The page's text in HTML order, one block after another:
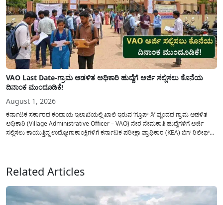
VAO Last Date-ಗ್ರಾಮ ಆಡಳಿತ ಅಧಿಕಾರಿ ಹುದ್ದೆಗೆ ಅರ್ಜಿ ಸಲ್ಲಿಸಲು ಕೊನೆಯ
ದಿನಾಂಕ ಮುಂದೂಡಿಕೆ!
August 1, 2026
ಕರ್ನಾಟಕ ಸರ್ಕಾರದ ಕಂದಾಯ ಇಲಾಖೆಯಲ್ಲಿ ಖಾಲಿ ಇರುವ ‘ಗ್ರೂಪ್-ಸಿ’ ವೃಂದದ ಗ್ರಾಮ ಆಡಳಿತ
ಅಧಿಕಾರಿ (Village Administrative Officer – VAO) ನೇರ ನೇಮಕಾತಿ ಹುದ್ದೆಗಳಿಗೆ ಅರ್ಜಿ
ಸಲ್ಲಿಸಲು ಕಾಯುತ್ತಿದ್ದ ಉದ್ಯೋಗಾಕಾಂಕ್ಷಿಗಳಿಗೆ ಕರ್ನಾಟಕ ಪರೀಕ್ಷಾ ಪ್ರಾಧಿಕಾರ (KEA) ಬಿಗ್ ರಿಲೀಫ್
Related Articles